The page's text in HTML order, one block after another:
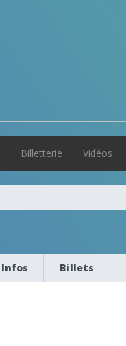
Billetterie Vidéos
Infos Billets